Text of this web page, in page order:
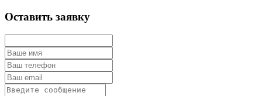
Оставить заявку